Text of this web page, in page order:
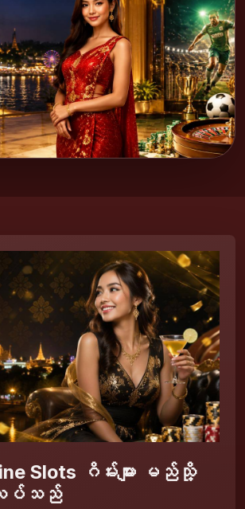
Slots ဂိမ်းများ မည်သို့
ပ်သည်